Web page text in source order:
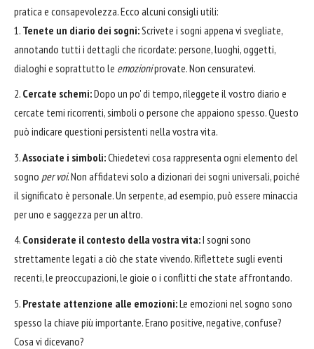
pratica e consapevolezza. Ecco alcuni consigli utili:
Tenete un diario dei sogni:Scrivete i sogni appena vi svegliate,
annotando tutti i dettagli che ricordate: persone, luoghi, oggetti,
dialoghi e soprattutto le emozioniprovate. Non censuratevi.
Cercate schemi:Dopo un po' di tempo, rileggete il vostro diario e
cercate temi ricorrenti, simboli o persone che appaiono spesso. Questo
può indicare questioni persistenti nella vostra vita.
Associate i simboli:Chiedetevi cosa rappresenta ogni elemento del
sogno per voi. Non affidatevi solo a dizionari dei sogni universali, poiché
il significato è personale. Un serpente, ad esempio, può essere minaccia
per uno e saggezza per un altro.
Considerate il contesto della vostra vita:I sogni sono
strettamente legati a ciò che state vivendo. Riflettete sugli eventi
recenti, le preoccupazioni, le gioie o i conflitti che state affrontando.
Prestate attenzione alle emozioni:Le emozioni nel sogno sono
spesso la chiave più importante. Erano positive, negative, confuse?
Cosa vi dicevano?